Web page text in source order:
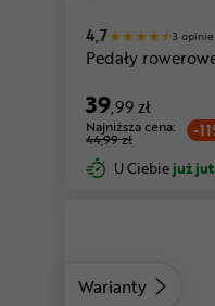
4,7 3 opinie
Pedały
39,99 zł
-
Najniższa cena:
44,99 zł
U Ciebie już
Warianty